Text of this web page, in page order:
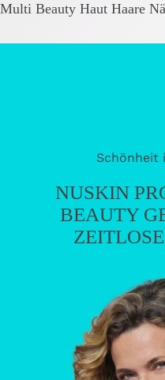
Multi Beauty Haut Haare
Schönheit
NUSKIN
BEAUTY